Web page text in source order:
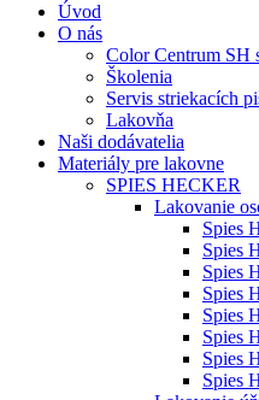
Úvod
O nás
Color Centrum SH
Školenia
Servis striekacích
Lakovňa
Naši dodávatelia
Materiály pre lakovne
SPIES HECKER
Lakovanie
Spies
Spies
Spies
Spies
Spies
Spies
Spies
Spies